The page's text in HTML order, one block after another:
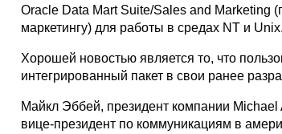
Oracle Data Mart Suite/Sales and Marketing
маркетингу) для работы в средах NT и Unix.
Хорошей новостью является то, что
интегрированный пакет в свои ранее
Майкл Эббей, президент компании
вице-президент по коммуникациям в